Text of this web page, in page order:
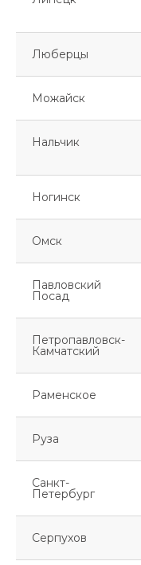
Люберцы
Можайск
Нальчик
Ногинск
Омск
Павловский
Посад
Петропавловск-
Камчатский
Раменское
Руза
Санкт-
Петербург
Серпухов